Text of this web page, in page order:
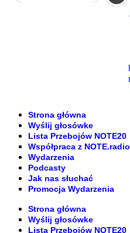
Strona główna
Wyślij głosówke
Lista Przebojów NOTE20
Współpraca z NOTE.radio
Wydarzenia
Podcasty
Jak nas słuchać
Promocja Wydarzenia
Strona główna
Wyślij głosówke
Lista Przebojów NOTE20